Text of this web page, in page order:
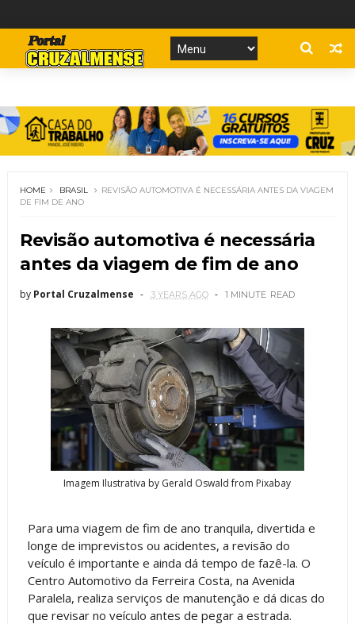
HOME BRASIL
REVISÃO AUTOMOTIVA É NECESSÁRIA ANTES DA VIAGEM
DE FIM DE ANO
Revisão automotiva é necessária
antes da viagem de fim de ano
by Portal Cruzalmense 3 YEARS AGO 1 MINUTE READ
Imagem Ilustrativa by Gerald Oswald from Pixabay
Para uma viagem de fim de ano tranquila, divertida e
longe de imprevistos ou acidentes, a revisão do
veículo é importante e ainda dá tempo de fazê-la. O
Centro Automotivo da Ferreira Costa, na Avenida
Paralela, realiza serviços de manutenção e dá dicas do
que revisar no veículo antes de pegar a estrada.